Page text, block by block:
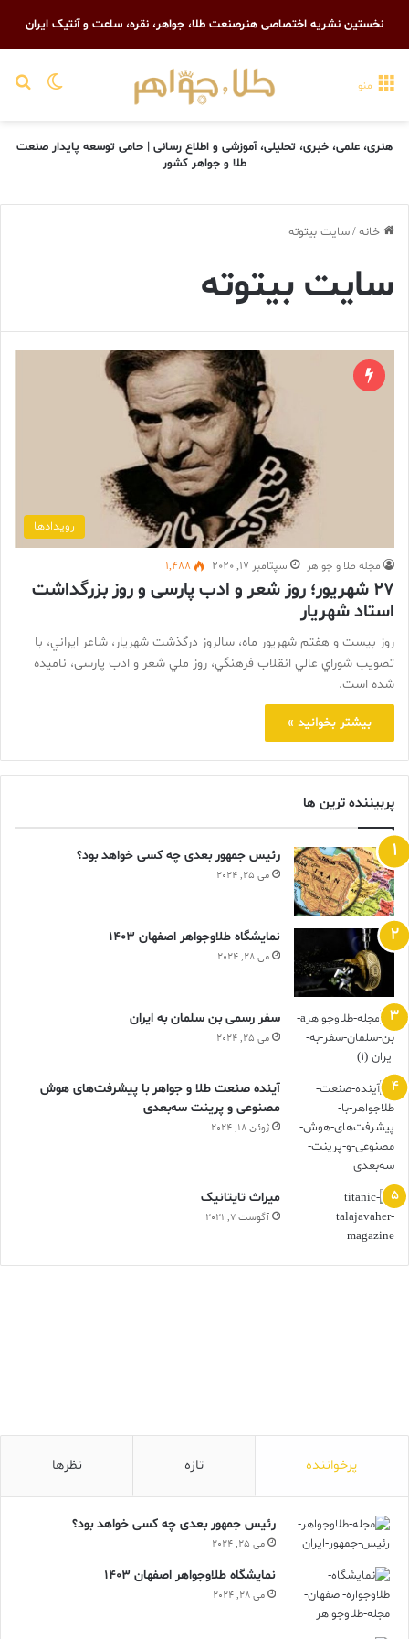
نخستین نشریه اختصاصی هنرصنعت طلا، جواهر، نقره، ساعت و آنتیک ایران
تغییر منو
هنری، علمی، خبری، تحلیلی، آموزشی و اطلاع رسانی | حامی توسعه پایدار صنعت
طلا و جواهر کشور
خانه/سایت بیتوته
سایت بیتوته
رویدادها
مجله طلا و جواهر سپتامبر 17, 2020 1,488
27 شهریور؛ روز شعر و ادب پارسی و روز بزرگداشت
استاد شهریار
روز بيست و هفتم شهريور ماه، سالروز درگذشت شهريار، شاعر ايراني، با
تصويب شوراي عالي انقلاب فرهنگي، روز ملي شعر و ادب پارسی، ناميده
شده است.
بیشتر بخوانید »
پربیننده ترین ها
رئیس جمهور بعدی چه کسی خواهد بود؟
می 25, 2024
نمایشگاه طلاوجواهر اصفهان 1403
می 28, 2024
سفر رسمی بن سلمان به ایران
می 25, 2024
آینده صنعت طلا و جواهر با پیشرفت‌های هوش
مصنوعی و پرینت سه‌بعدی
ژوئن 18, 2024
ميراث تايتانيک
آگوست 7, 2021
پرخواننده تازه نظرها
رئیس جمهور بعدی چه کسی خواهد بود؟
می 25, 2024
نمایشگاه طلاوجواهر اصفهان 1403
می 28, 2024